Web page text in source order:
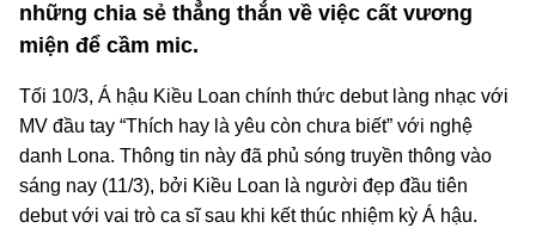
những chia sẻ thẳng thắn về việc cất vương
miện để cầm mic.
Tối 10/3, Á hậu Kiều Loan chính thức debut làng nhạc với
MV đầu tay “Thích hay là yêu còn chưa biết” với nghệ
danh Lona. Thông tin này đã phủ sóng truyền thông vào
sáng nay (11/3), bởi Kiều Loan là người đẹp đầu tiên
debut với vai trò ca sĩ sau khi kết thúc nhiệm kỳ Á hậu.